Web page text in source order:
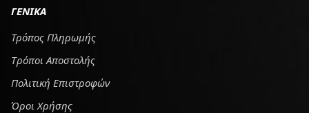
ΓΕΝΙΚΑ
Τρόπος Πληρωμής
Tρόποι Αποστολής
Πολιτική Επιστροφών
Όροι Χρήσης